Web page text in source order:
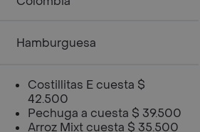
Hamburguesa
Costillitas E cuesta $
42.500
Pechuga a cuesta $ 39.500
Arroz Mixt cuesta $ 35.500